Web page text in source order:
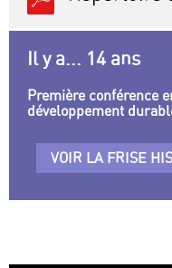
Il y a... 14 ans
Première conférence
développement
VOIR LA FRISE